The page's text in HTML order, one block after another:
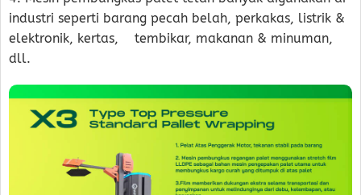
industri seperti barang pecah belah, perkakas, listrik &
elektronik, kertas, tembikar, makanan & minuman,
dll.